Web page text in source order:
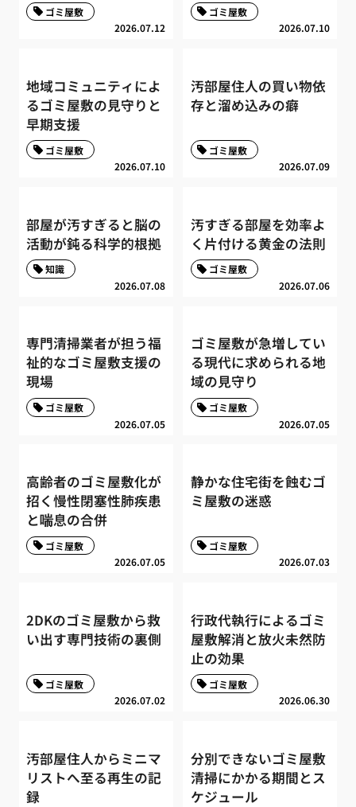
2026.07.12
ゴミ屋敷
2026.07.10
ゴミ屋敷
地域コミュニティによ
るゴミ屋敷の見守りと
早期支援
2026.07.10
ゴミ屋敷
汚部屋住人の買い物依
存と溜め込みの癖
2026.07.09
ゴミ屋敷
部屋が汚すぎると脳の
活動が鈍る科学的根拠
2026.07.08
知識
汚すぎる部屋を効率よ
く片付ける黄金の法則
2026.07.06
ゴミ屋敷
専門清掃業者が担う福
祉的なゴミ屋敷支援の
現場
2026.07.05
ゴミ屋敷
ゴミ屋敷が急増してい
る現代に求められる地
域の見守り
2026.07.05
ゴミ屋敷
高齢者のゴミ屋敷化が
招く慢性閉塞性肺疾患
と喘息の合併
2026.07.05
ゴミ屋敷
静かな住宅街を蝕むゴ
ミ屋敷の迷惑
2026.07.03
ゴミ屋敷
2DKのゴミ屋敷から救
い出す専門技術の裏側
2026.07.02
ゴミ屋敷
行政代執行によるゴミ
屋敷解消と放火未然防
止の効果
2026.06.30
ゴミ屋敷
汚部屋住人からミニマ
リストへ至る再生の記
録
分別できないゴミ屋敷
清掃にかかる期間とス
ケジュール